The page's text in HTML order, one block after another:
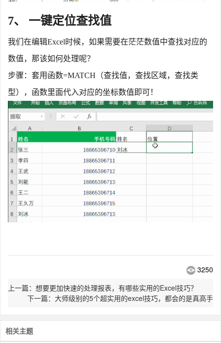
7、 一键定位查找值
我们在编辑Excel时候，如果需要在茫茫数值中查找对应的
数值，那该如何处理呢？
步骤：套用函数=MATCH（查找值，查找区域，查找类
型），函数里面代入对应的坐标数值即可！
3250
上一篇：想要更加快速的处理报表，有哪些实用的Excel技巧？
下一篇：大师级别的5个超实用的excel技巧，都会的是真高手
相关主题